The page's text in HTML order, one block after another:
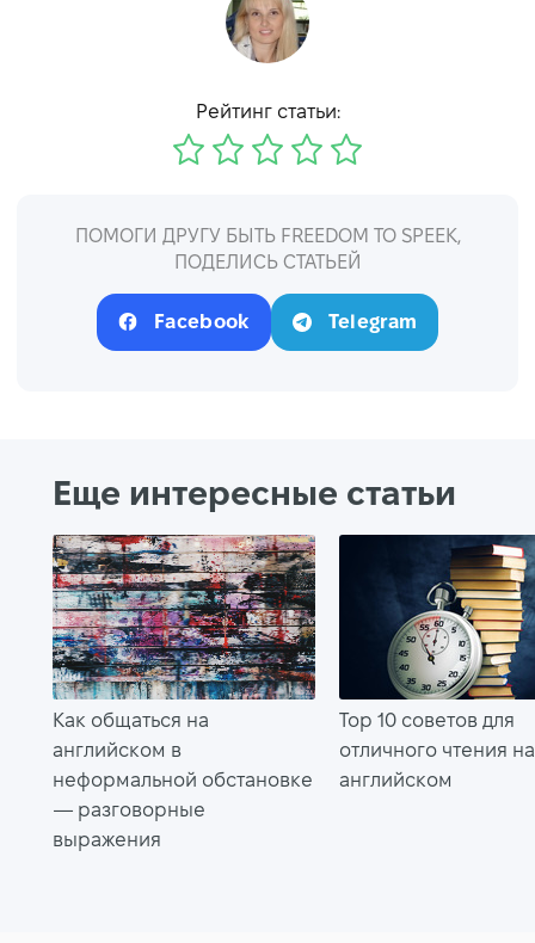
Рейтинг статьи:
ПОМОГИ ДРУГУ БЫТЬ FREEDOM TO SPEEK,
ПОДЕЛИСЬ СТАТЬЕЙ
Facebook Telegram
Еще интересные статьи
Как общаться на
английском в
неформальной обстановке
— разговорные
выражения
Top 10 советов для
отличного чтения на
английском